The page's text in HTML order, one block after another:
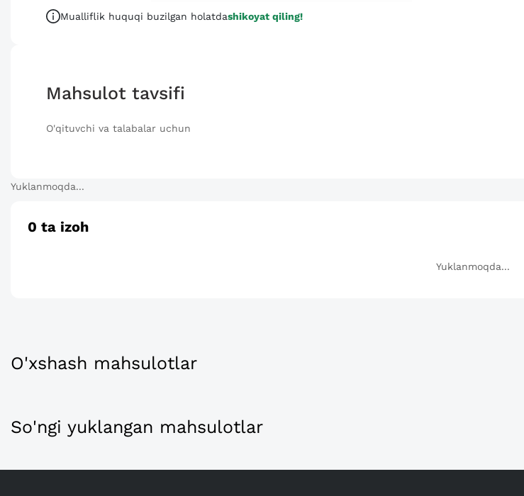
Mualliflik huquqi buzilgan holatdashikoyat qiling!
Mahsulot tavsifi
O'qituvchi va talabalar uchun
Yuklanmoqda...
0 ta izoh
Yuklanmoqda...
O'xshash mahsulotlar
So'ngi yuklangan mahsulotlar